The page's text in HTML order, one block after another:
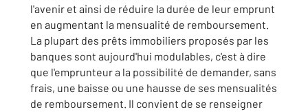
l'avenir et ainsi de réduire la durée de leur emprunt
en augmentant la mensualité de remboursement.
La plupart des prêts immobiliers proposés par les
banques sont aujourd'hui modulables, c'est à dire
que l'emprunteur a la possibilité de demander, sans
frais, une baisse ou une hausse de ses mensualités
de remboursement. Il convient de se renseigner